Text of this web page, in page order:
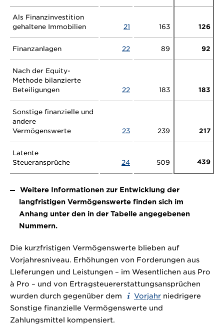
Als Finanzinvestition
gehaltene Immobilien
21 163 126
Finanzanlagen 22 89 92
Nach der Equity-
Methode bilanzierte
Beteiligungen
22 183 183
Sonstige finanzielle und
andere
Vermögenswerte
23 239 217
Latente
Steueransprüche
24 509 439
Weitere Informationen zur Entwicklung der
langfristigen Vermögenswerte finden sich im
Anhang unter den in der Tabelle angegebenen
Nummern.
Die kurzfristigen Vermögenswerte blieben auf
Vorjahresniveau. Erhöhungen von Forderungen aus
LIeferungen und Leistungen – im Wesentlichen aus Pro
à Pro – und von Ertragsteuererstattungsansprüchen
wurden durch gegenüber dem
Vorjahr niedrigere
Sonstige finanzielle Vermögenswerte und
Zahlungsmittel kompensiert.